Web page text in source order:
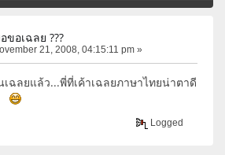
ขอเฉลย ???
21, 2008, 04:15:11 pm »
ฉลยแล้ว...พี่ที่เค้าเฉลยภาษาไทยน่าตาดี
Logged